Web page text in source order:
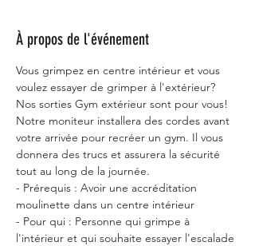
À propos de l'événement
Vous grimpez en centre intérieur et vous
voulez essayer de grimper à l'extérieur?
Nos sorties Gym extérieur sont pour vous!
Notre moniteur installera des cordes avant
votre arrivée pour recréer un gym. Il vous
donnera des trucs et assurera la sécurité
tout au long de la journée.
- Prérequis : Avoir une accréditation
moulinette dans un centre intérieur
- Pour qui : Personne qui grimpe à
l'intérieur et qui souhaite essayer l'escalade